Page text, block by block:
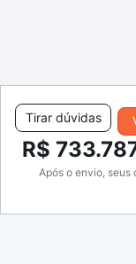
Tirar dúvidas
R$
Após o envio, seus